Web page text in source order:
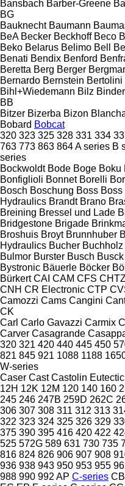
Bansbach Barber-Greene
BG
Bauknecht Baumann
BeA Becker Beckhoff Beco
Beko Belarus Belimo Bell
Benati Bendix Benford
Beretta Berg Berger
Bernardo Bernstein Bertolini
Bihl+Wiedemann Bilz Binder
BB
Bitzer Bizerba Bizon
Bobard Bobcat
320 323 325 328 331 334
763 773 863 864A series B
series
Bockwoldt Bode Boge Boku
Bonfiglioli Bonnet Borelli
Bosch Boschung Boss Boss
Hydraulics Brandt Brano
Breining Bressel und Lade
Bridgestone Brigade
Broshuis Broyt Brunnhuber
Hydraulics Bucher
Bulmor Burster Busch Busck
Bystronic Bäuerle Böcker
Bürkert CAI CAM CFS CHTZ
CNH CR Electronic CTP
Camozzi Cams Cangini
CK
Carl Carlo Gavazzi Carmix
Carver Casagrande
320 321 420 440 445 450
821 845 921 1088 1188
W-series
Caser Cast Castolin Eutectic
12H 12K 12M 120 140 160
245 246 247B 259D 262C
306 307 308 311 312 313
322 323 324 325 326 329
375 390 395 416 420 422
525 572G 589 631 730 735
816 824 826 906 907 908
936 938 943 950 953 955
988 990 992 AP C-series CB